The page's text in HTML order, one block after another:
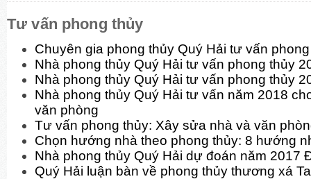
Tư vấn phong thủy
Chuyên gia phong thủy Quý Hải tư vấn
Nhà phong thủy Quý Hải tư vấn phong thủy
Nhà phong thủy Quý Hải tư vấn phong thủy
Nhà phong thủy Quý Hải tư vấn năm 2018
văn phòng
Tư vấn phong thủy: Xây sửa nhà và văn
Chọn hướng nhà theo phong thủy: 8 hướng
Nhà phong thủy Quý Hải dự đoán năm 2017
Quý Hải luận bàn về phong thủy thương xá